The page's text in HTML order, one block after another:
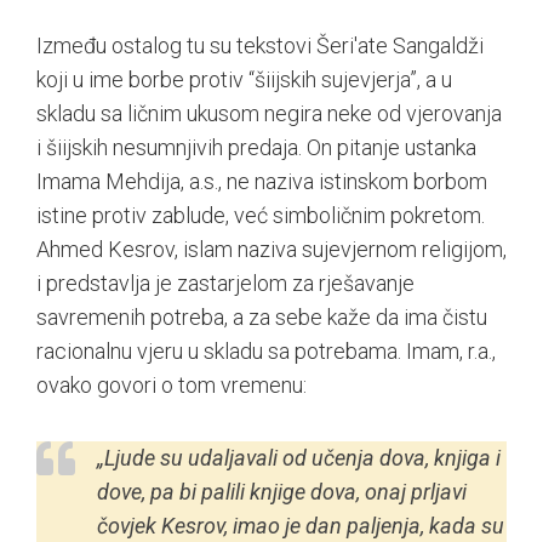
Između ostalog tu su tekstovi Šeri'ate Sangaldži
koji u ime borbe protiv “šiijskih sujevjerja”, a u
skladu sa ličnim ukusom negira neke od vjerovanja
i šiijskih nesumnjivih predaja. On pitanje ustanka
Imama Mehdija, a.s., ne naziva istinskom borbom
istine protiv zablude, već simboličnim pokretom.
Ahmed Kesrov, islam naziva sujevjernom religijom,
i predstavlja je zastarjelom za rješavanje
savremenih potreba, a za sebe kaže da ima čistu
racionalnu vjeru u skladu sa potrebama. Imam, r.a.,
ovako govori o tom vremenu:
„Ljude su udaljavali od učenja dova, knjiga i
dove, pa bi palili knjige dova, onaj prljavi
čovjek Kesrov, imao je dan paljenja, kada su